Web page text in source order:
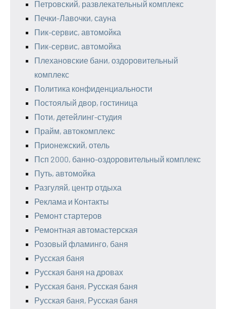
Петровский, развлекательный комплекс
Печки-Лавочки, сауна
Пик-сервис, автомойка
Пик-сервис, автомойка
Плехановские бани, оздоровительный
комплекс
Политика конфиденциальности
Постоялый двор, гостиница
Поти, детейлинг-студия
Прайм, автокомплекс
Прионежский, отель
Псп 2000, банно-оздоровительный комплекс
Путь, автомойка
Разгуляй, центр отдыха
Реклама и Контакты
Ремонт стартеров
Ремонтная автомастерская
Розовый фламинго, баня
Русская баня
Русская баня на дровах
Русская баня, Русская баня
Русская баня, Русская баня